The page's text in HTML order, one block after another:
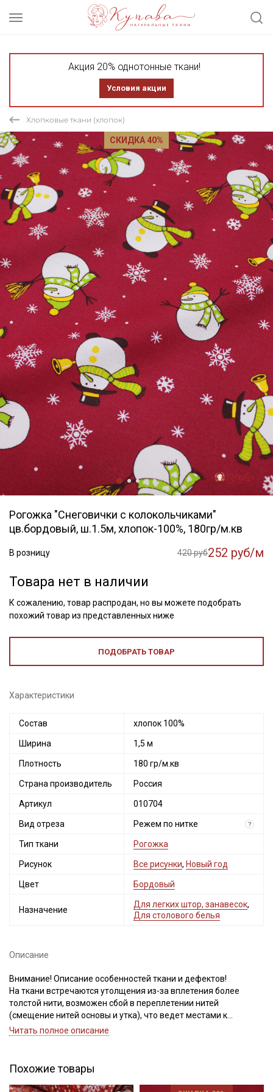
Акция 20% однотонные ткани!
Условия акции
Хлопковые ткани (хлопок)
СКИДКА 40%
Рогожка "Снеговички с колокольчиками"
цв.бордовый, ш.1.5м, хлопок-100%, 180гр/м.кв
В розницу 420 руб252 руб/м
Товара нет в наличии
К сожалению, товар распродан, но вы можете подобрать
похожий товар из представленных ниже
ПОДОБРАТЬ ТОВАР
Характеристики
Состав хлопок 100%
Ширина 1,5 м
Плотность 180 гр/м.кв
Страна производитель Россия
Артикул 010704
Вид отреза Режем по нитке ?
Тип ткани Рогожка
Рисунок Все рисунки, Новый год
Цвет Бордовый
Назначение
Для легких штор, занавесок,
Для столового белья
Описание
Внимание! Описание особенностей ткани и дефектов!
На ткани встречаются утолщения из-за вплетения более
толстой нити, возможен сбой в переплетении нитей
(смещение нитей основы и утка), что ведет местами к
разряженности или утолщению нитей, встречаются
Рисунок нанесен не по плетению нитей. Для данного вида
ткани перечисленные дефекты допустимы и браком не
являются, не вырезаем.
Читать полное описание
Похожие товары